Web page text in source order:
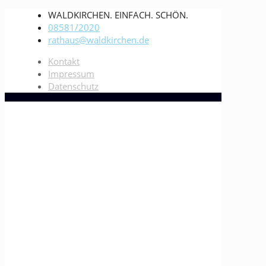
WALDKIRCHEN. EINFACH. SCHÖN.
08581/2020
rathaus@waldkirchen.de
Kontakt
Impressum
Datenschutz